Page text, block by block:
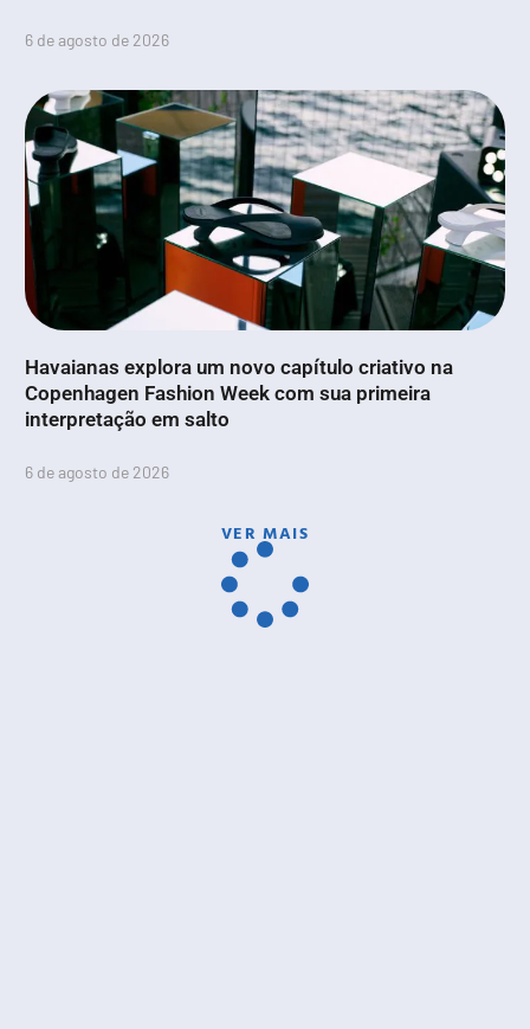
6 de agosto de 2026
Havaianas explora um novo capítulo criativo na
Copenhagen Fashion Week com sua primeira
interpretação em salto
6 de agosto de 2026
VER MAIS